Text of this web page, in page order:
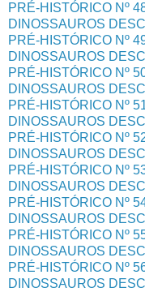
PRÉ-HISTÓRICO Nº
DINOSSAUROS
PRÉ-HISTÓRICO Nº
DINOSSAUROS
PRÉ-HISTÓRICO Nº
DINOSSAUROS
PRÉ-HISTÓRICO Nº
DINOSSAUROS
PRÉ-HISTÓRICO Nº
DINOSSAUROS
PRÉ-HISTÓRICO Nº
DINOSSAUROS
PRÉ-HISTÓRICO Nº
DINOSSAUROS
PRÉ-HISTÓRICO Nº
DINOSSAUROS
PRÉ-HISTÓRICO Nº
DINOSSAUROS